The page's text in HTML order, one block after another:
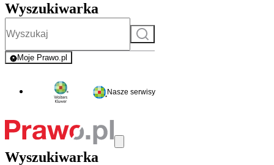
Wyszukiwarka
Szukaj
Moje Prawo.pl
- rejestracja i logowanie do serwisu
Nasze serwisy
Wyszukiwarka